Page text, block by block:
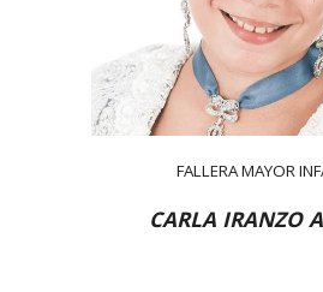
FALLERA MAYOR
CARLA IRANZO